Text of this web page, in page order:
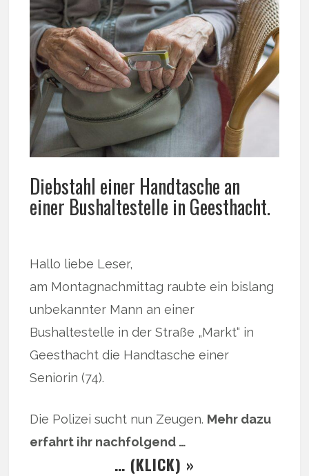
Diebstahl einer Handtasche an
einer Bushaltestelle in Geesthacht.
Hallo liebe Leser,
am Montagnachmittag raubte ein bislang
unbekannter Mann an einer
Bushaltestelle in der Straße „Markt“ in
Geesthacht die Handtasche einer
Seniorin (74).
Die Polizei sucht nun Zeugen. Mehr dazu
erfahrt ihr nachfolgend …
… (KLICK) »